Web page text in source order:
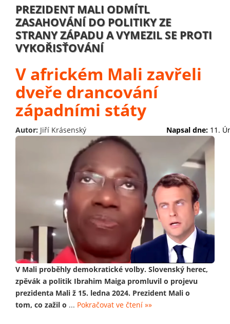
PREZIDENT MALI ODMÍTL
ZASAHOVÁNÍ DO POLITIKY ZE
STRANY ZÁPADU A VYMEZIL SE PROTI
VYKOŘISŤOVÁNÍ
V africkém Mali zavřeli
dveře drancování
západními státy
Autor: Jiří Krásenský Napsal dne: 11.
V Mali proběhly demokratické volby. Slovenský herec,
zpěvák a politik Ibrahim Maiga promluvil o projevu
prezidenta Mali ž 15. ledna 2024. Prezident Mali o
tom, co zažil o ... Pokračovat ve čtení »»